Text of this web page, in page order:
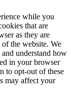
while you
that are
as they are
the website. We
understand how
in your browser
to opt-out of these
may affect your